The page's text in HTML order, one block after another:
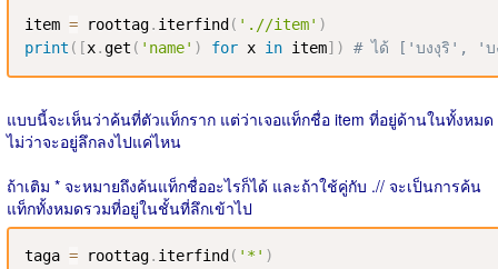
item = roottag. iterfind ( './/item' )
print ( [x.get ( 'name' ) for x in item] ) # ได้ ['บงงุริ', 'บ
แบบนี้จะเห็นว่าค้นที่ตัวแท็กราก แต่ว่าเจอแท็กชื่อ item ที่อยู่ด้านในทั้งหมด
ไม่ว่าจะอยู่ลึกลงไปแค่ไหน
ถ้าเติม * จะหมายถึงค้นแท็กชื่ออะไรก็ได้ และถ้าใช้คู่กับ .// จะเป็นการค้น
แท็กทั้งหมดรวมที่อยู่ในชั้นที่ลึกเข้าไป
taga = roottag. iterfind ( '*' )